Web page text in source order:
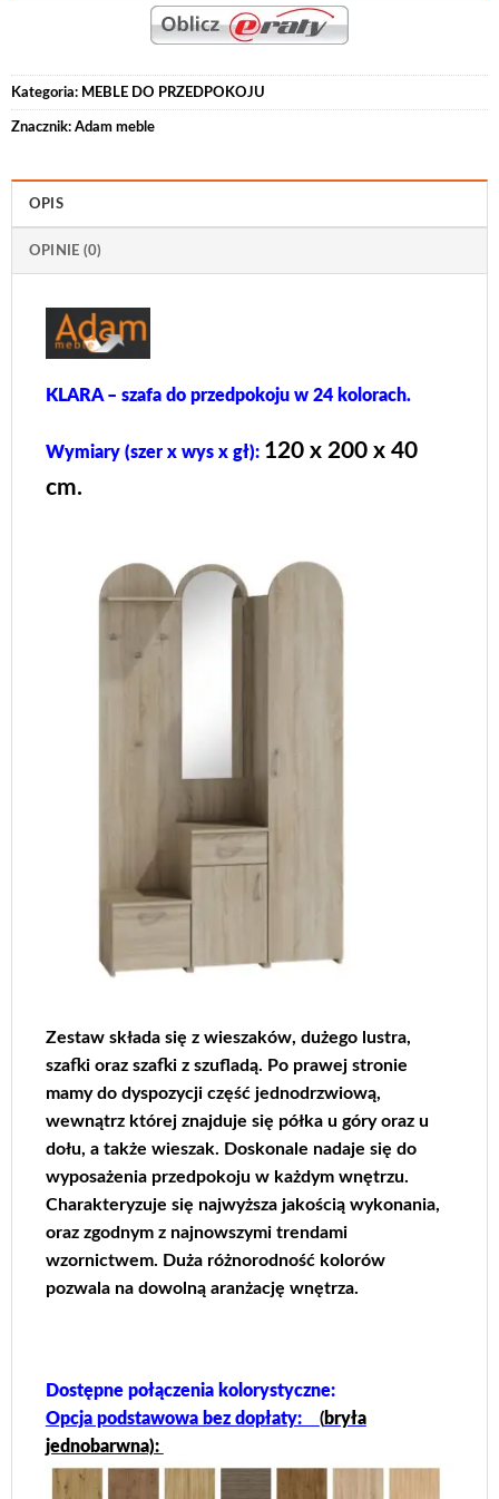
Kategoria: MEBLE DO PRZEDPOKOJU
Znacznik: Adam meble
OPIS
OPINIE (0)
KLARA – szafa do przedpokoju w 24 kolorach.
Wymiary (szer x wys x gł): 120 x 200 x 40
cm.
Zestaw składa się z wieszaków, dużego lustra,
szafki oraz szafki z szufladą. Po prawej stronie
mamy do dyspozycji część jednodrzwiową,
wewnątrz której znajduje się półka u góry oraz u
dołu, a także wieszak. Doskonale nadaje się do
wyposażenia przedpokoju w każdym wnętrzu.
Charakteryzuje się najwyższa jakością wykonania,
oraz zgodnym z najnowszymi trendami
wzornictwem. Duża różnorodność kolorów
pozwala na dowolną aranżację wnętrza.
Dostępne połączenia kolorystyczne:
Opcja podstawowa bez dopłaty: (bryła
jednobarwna):